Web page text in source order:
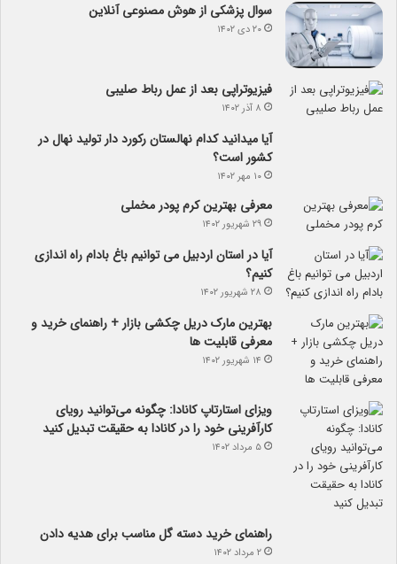
سوال پزشکی از هوش مصنوعی آنلاین
۲۰ دی ۱۴۰۲
فیزیوتراپی بعد از عمل رباط صلیبی
۸ آذر ۱۴۰۲
آیا می­دانید کدام نهالستان رکورد دار تولید نهال­ در
کشور است؟
۱۰ مهر ۱۴۰۲
معرفی بهترین کرم پودر مخملی
۲۹ شهریور ۱۴۰۲
آیا در استان اردبیل می توانیم باغ بادام راه اندازی
کنیم؟
۲۸ شهریور ۱۴۰۲
بهترین مارک دریل چکشی بازار + راهنمای خرید و
معرفی قابلیت ها
۱۴ شهریور ۱۴۰۲
ویزای استارتاپ کانادا: چگونه می‌توانید رویای
کارآفرینی خود را در کانادا به حقیقت تبدیل کنید
۵ مرداد ۱۴۰۲
راهنمای خرید دسته گل مناسب برای هدیه دادن
۲ مرداد ۱۴۰۲